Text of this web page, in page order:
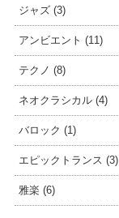
ジャズ (3)
アンビエント (11)
テクノ (8)
ネオクラシカル (4)
バロック (1)
エピックトランス (3)
雅楽 (6)